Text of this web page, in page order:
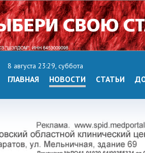
8 августа 23:29, суббота
ГЛАВНАЯ НОВОСТИ СТАТЬИ